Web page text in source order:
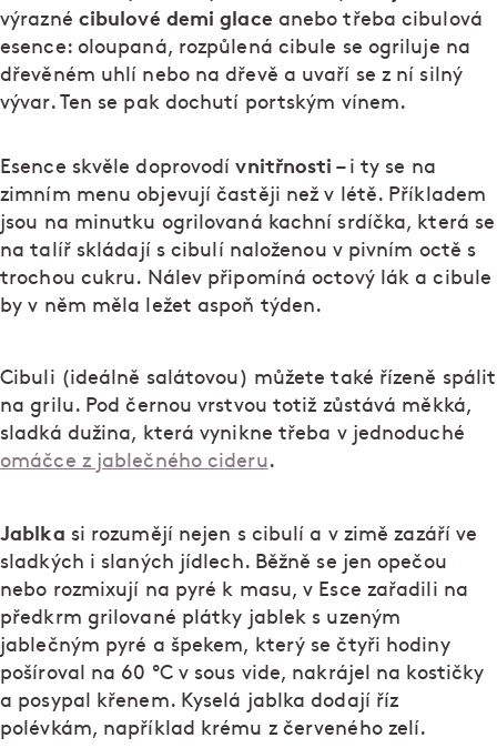
výrazné cibulové demi glace anebo třeba cibulová
esence: oloupaná, rozpůlená cibule se ogriluje na
dřevěném uhlí nebo na dřevě a uvaří se z ní silný
vývar. Ten se pak dochutí portským vínem.
Esence skvěle doprovodívnitřnosti – i ty se na
zimním menu objevují častěji než v létě. Příkladem
jsou na minutku ogrilovaná kachní srdíčka, která se
na talíř skládají s cibulí naloženou v pivním octě s
trochou cukru. Nálev připomíná octový lák a cibule
by v něm měla ležet aspoň týden.
Cibuli (ideálně salátovou) můžete také řízeně spálit
na grilu. Pod černou vrstvou totiž zůstává měkká,
sladká dužina, která vynikne třeba v jednoduché
omáčce z jablečného cideru.
Jablka si rozumějí nejen s cibulí a v zimě zazáří ve
sladkých i slaných jídlech. Běžně se jen opečou
nebo rozmixují na pyré k masu, v Esce zařadili na
předkrm grilované plátky jablek s uzeným
jablečným pyré a špekem, který se čtyři hodiny
pošíroval na 60 ºC v sous vide, nakrájel na kostičky
a posypal křenem. Kyselá jablka dodají říz
polévkám, například krému z červeného zelí.